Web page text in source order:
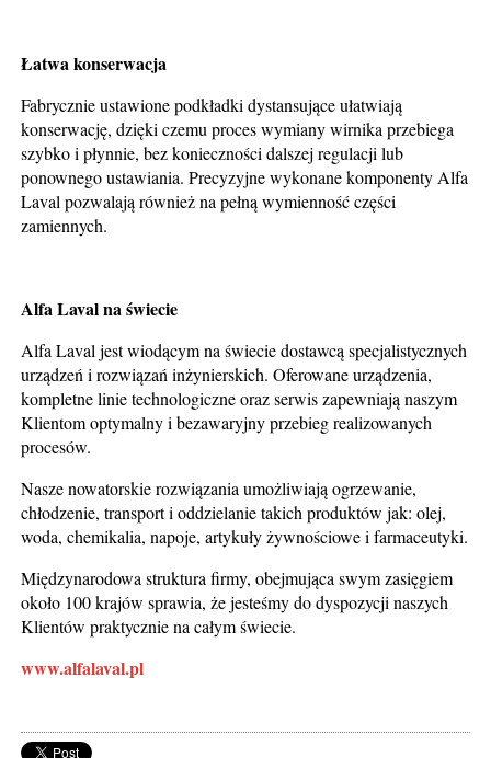
Łatwa konserwacja
Fabrycznie ustawione podkładki dystansujące ułatwiają
konserwację, dzięki czemu proces wymiany wirnika przebiega
szybko i płynnie, bez konieczności dalszej regulacji lub
ponownego ustawiania. Precyzyjne wykonane komponenty Alfa
Laval pozwalają również na pełną wymienność części
zamiennych.
Alfa Laval na świecie
Alfa Laval jest wiodącym na świecie dostawcą specjalistycznych
urządzeń i rozwiązań inżynierskich. Oferowane urządzenia,
kompletne linie technologiczne oraz serwis zapewniają naszym
Klientom optymalny i bezawaryjny przebieg realizowanych
procesów.
Nasze nowatorskie rozwiązania umożliwiają ogrzewanie,
chłodzenie, transport i oddzielanie takich produktów jak: olej,
woda, chemikalia, napoje, artykuły żywnościowe i farmac​eutyki.
Międzynarodowa struktura firmy, obejmująca swym zasięgiem
około 100 krajów sprawia, że jesteśmy do dyspozycji naszych
Klientów praktycznie na całym świecie.
www.alfalaval.pl